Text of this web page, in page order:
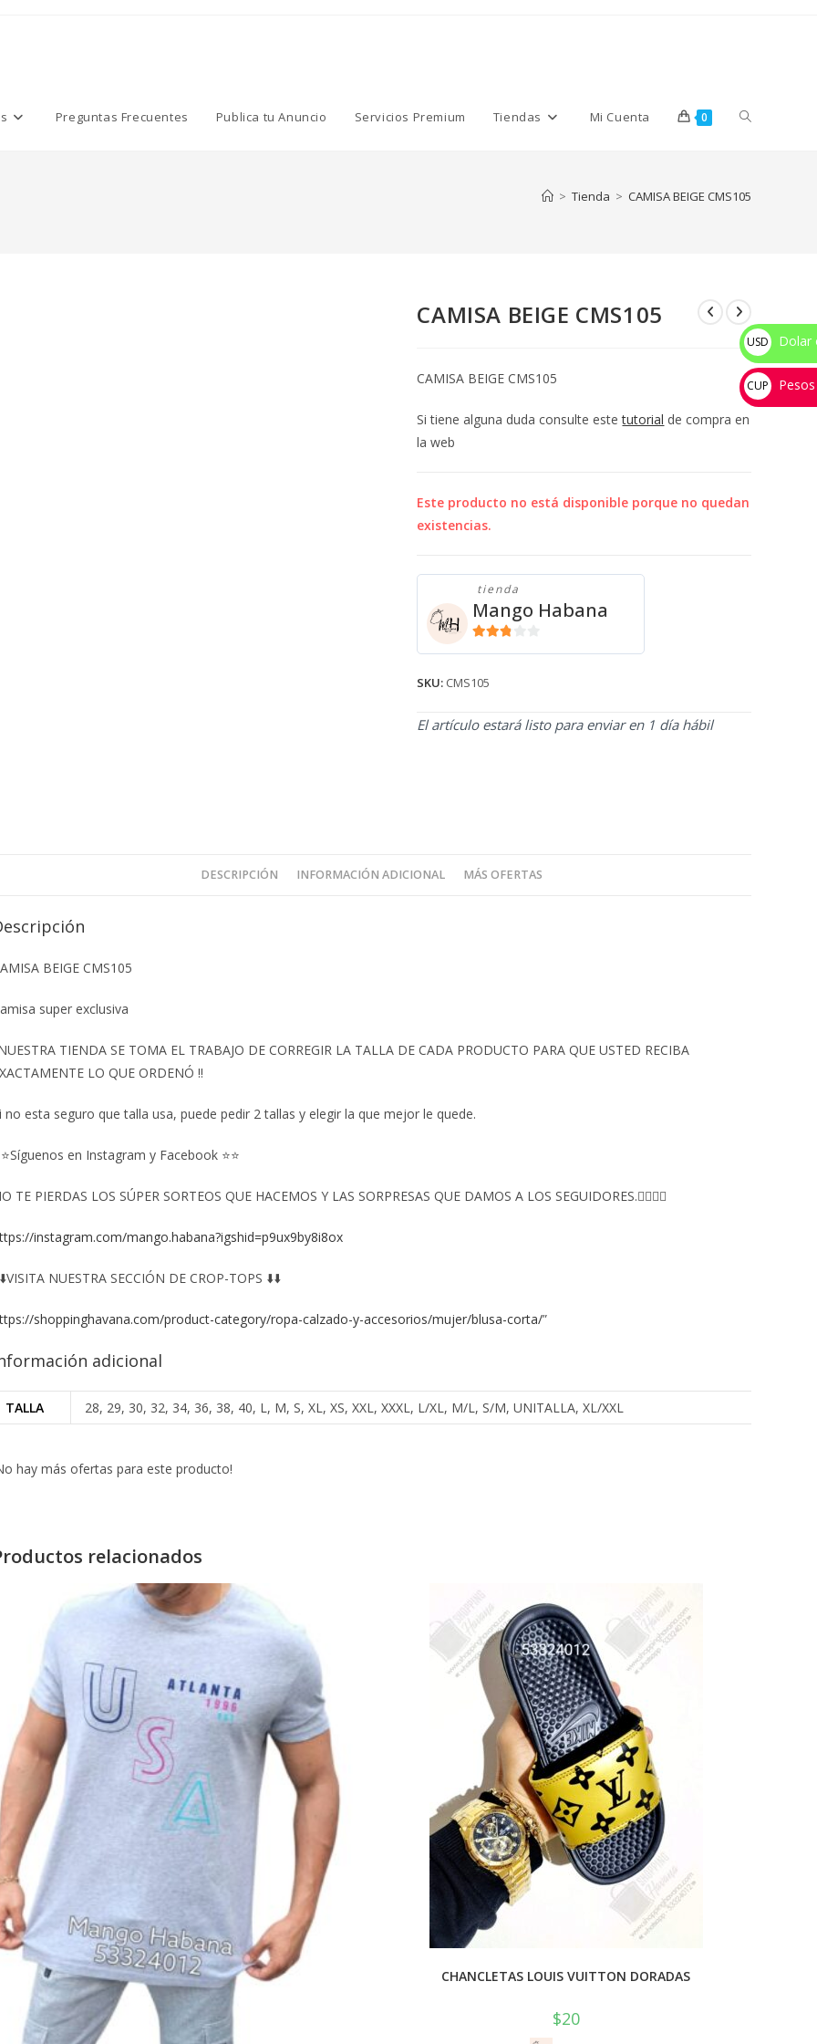
Preguntas Frecuentes Publica tu Anuncio Servicios Premium Tiendas Mi Cuenta 0 Alternar
la
web
> Tienda > CAMISA BEIGE CMS105
CAMISA BEIGE CMS105
CAMISA BEIGE CMS105
Si tiene alguna duda consulte estetutorial de compra en
la web
Este producto no está disponible porque no quedan
existencias.
tienda
Mango Habana
SKU: CMS105
El artículo estará listo para enviar en 1 día hábil
DESCRIPCIÓN INFORMACIÓN ADICIONAL MÁS OFERTAS
BEIGE CMS105
super exclusiva
TIENDA SE TOMA EL TRABAJO DE CORREGIR LA TALLA DE CADA PRODUCTO PARA QUE USTED RECIBA
LO QUE ORDENÓ ‼️
no esta seguro que talla usa, puede pedir 2 tallas y elegir la que mejor le quede.
en Instagram y Facebook ⭐⭐
TE PIERDAS LOS SÚPER SORTEOS QUE HACEMOS Y LAS SORPRESAS QUE DAMOS A LOS SEGUIDORES.👇🏻👇🏻
instagram.com/mango.habana?igshid=p9ux9by8i8ox
NUESTRA SECCIÓN DE CROP-TOPS ⬇️⬇️
shoppinghavana.com/product-category/ropa-calzado-y-accesorios/mujer/blusa-corta/”
adicional
TALLA 28, 29, 30, 32, 34, 36, 38, 40, L, M, S, XL, XS, XXL, XXXL, L/XL, M/L, S/M, UNITALLA, XL/XXL
hay más ofertas para este producto!
relacionados
CHANCLETAS LOUIS VUITTON DORADAS
$20
USD
$
Dolar
CUP
💰
Pesos